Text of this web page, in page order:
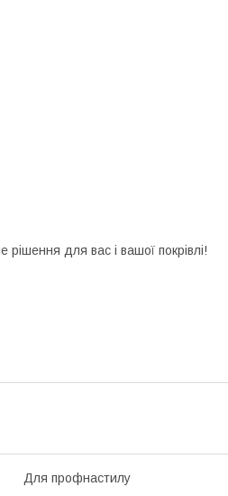
рішення для вас і вашої покрівлі!
Для профнастилу